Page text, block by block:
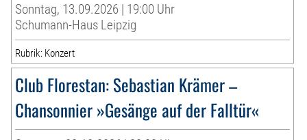
Sonntag, 13.09.2026 | 19:00 Uhr
Schumann-Haus Leipzig
Rubrik: Konzert
Club Florestan: Sebastian Krämer –
Chansonnier »Gesänge auf der Falltür«